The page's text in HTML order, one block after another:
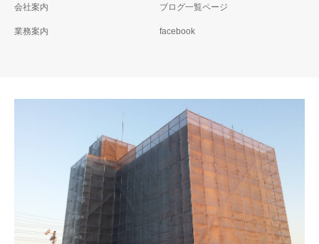
会社案内
業務案内
ブログ一覧ページ
facebook